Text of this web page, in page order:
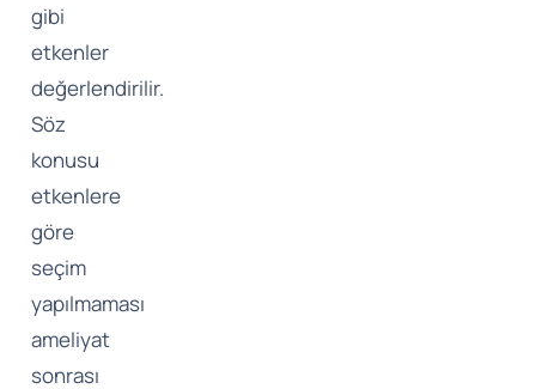
gibi
etkenler
değerlendirilir.
Söz
konusu
etkenlere
göre
seçim
yapılmaması
ameliyat
sonrası